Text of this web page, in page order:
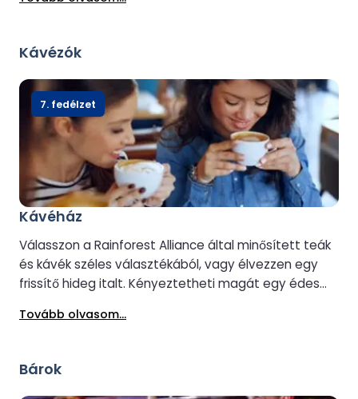
Kávézók
Kávéház
Válasszon a Rainforest Alliance által minősített teák
és kávék széles választékából, vagy élvezzen egy
frissítő hideg italt. Kényeztetheti magát egy édes
Tovább olvasom...
7. fedélzet
Bárok